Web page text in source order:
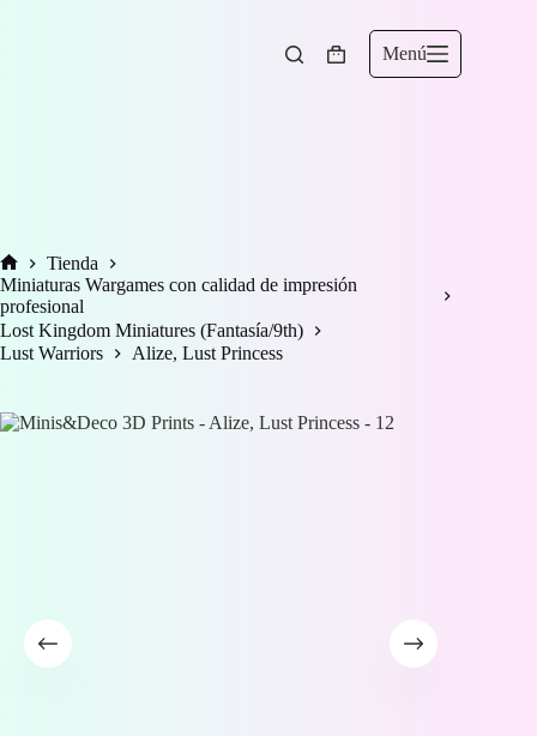
Carro
Menú
Inicio
Tienda
Miniaturas Wargames con calidad de impresión
profesional
Lost Kingdom Miniatures (Fantasía/9th)
Lust Warriors
Alize, Lust Princess